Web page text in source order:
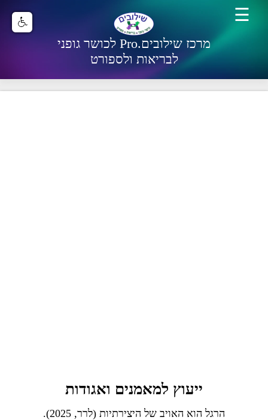
מרכז שילובים.Pro לכושר גופני
לבריאות ולספורט
☰
ייעוץ למאמנים ואגודות
הרגל הוא האויב של היצירתיות (לרר, 2025).